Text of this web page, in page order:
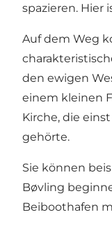
spazieren. Hier
Auf dem Weg
den ewigen
einem kleinen
Kirche, die
gehörte.
Sie können
Bøvling
Beiboothafen